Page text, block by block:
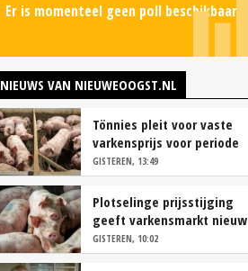
Er is momenteel geen poll beschikbaar.
NIEUWS VAN NIEUWEOOGST.NL
Tönnies pleit voor vaste
varkensprijs voor periode
van zes maanden
GISTEREN, 13:49
Plotselinge prijsstijging
geeft varkensmarkt nieuw
perspectief
GISTEREN, 10:02